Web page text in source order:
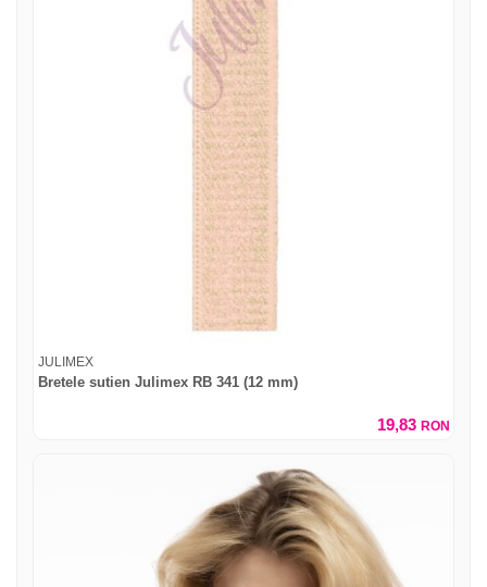
JULIMEX
Bretele sutien Julimex RB 341 (12 mm)
19,83 RON